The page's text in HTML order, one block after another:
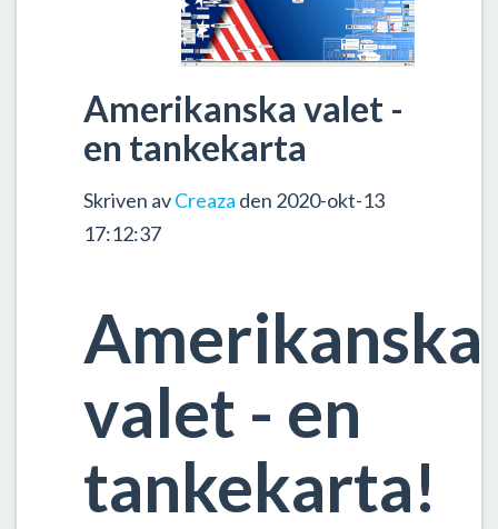
Amerikanska valet -
en tankekarta
Skriven avCreaza den 2020-okt-13
17:12:37
Amerikanska
valet - en
tankekarta!